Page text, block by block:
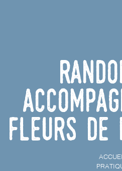
Fleurs de